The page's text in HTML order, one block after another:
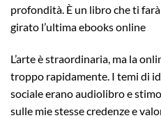
profondità. È un libro che ti
girato l’ultima ebooks online
L’arte è straordinaria, ma la
troppo rapidamente. I temi di
sociale erano audiolibro e
sulle mie stesse credenze e